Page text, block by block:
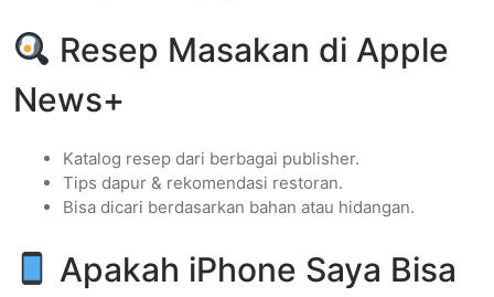
Resep Masakan di Apple
News+
Katalog resep dari berbagai publisher.
Tips dapur & rekomendasi restoran.
Bisa dicari berdasarkan bahan atau hidangan.
Apakah iPhone Saya Bisa